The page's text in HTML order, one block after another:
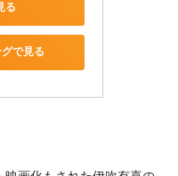
る
で見る